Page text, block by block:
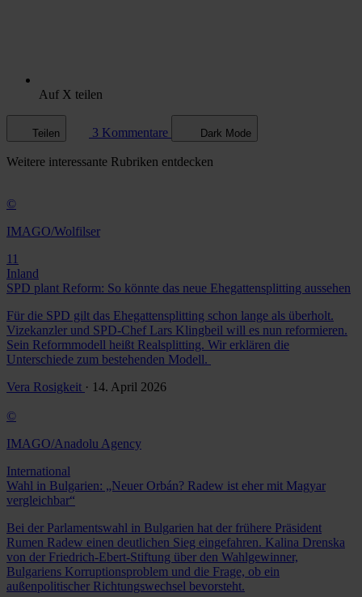
Auf X teilen
Teilen 3 Kommentare Dark Mode
Weitere interessante Rubriken entdecken
©
IMAGO/Wolfilser
11
Inland
SPD plant Reform: So könnte das neue Ehegattensplitting aussehen
Für die SPD gilt das Ehegattensplitting schon lange als überholt.
Vizekanzler und SPD-Chef Lars Klingbeil will es nun reformieren.
Sein Reformmodell heißt Realsplitting. Wir erklären die
Unterschiede zum bestehenden Modell.
Vera Rosigkeit · 14. April 2026
©
IMAGO/Anadolu Agency
International
Wahl in Bulgarien: „Neuer Orbán? Radew ist eher mit Magyar
vergleichbar“
Bei der Parlamentswahl in Bulgarien hat der frühere Präsident
Rumen Radew einen deutlichen Sieg eingefahren. Kalina Drenska
von der Friedrich-Ebert-Stiftung über den Wahlgewinner,
Bulgariens Korruptionsproblem und die Frage, ob ein
außenpolitischer Richtungswechsel bevorsteht.